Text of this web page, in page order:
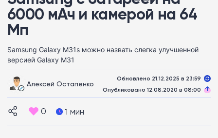
6000 мАч и камерой на 64
Мп
Samsung Galaxy M31s можно назвать слегка улучшенной
версией Galaxy M31
Алексей Остапенко
Обновлено 21.12.2025 в 23:59
Опубликовано 12.08.2020 в 08:00
0 1 мин